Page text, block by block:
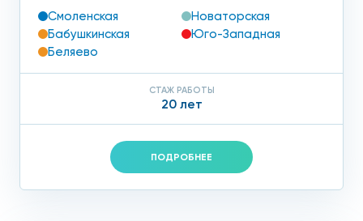
Смоленская
Новаторская
Бабушкинская
Юго-Западная
Беляево
СТАЖ РАБОТЫ
20 лет
ПОДРОБНЕЕ